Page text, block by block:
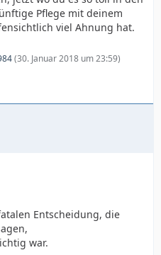
Pflege mit deinem
viel Ahnung hat.
(30. Januar 2018 um 23:59)
Entscheidung, die
war.